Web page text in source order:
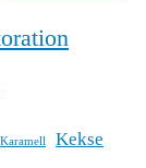
Karamell Kekse